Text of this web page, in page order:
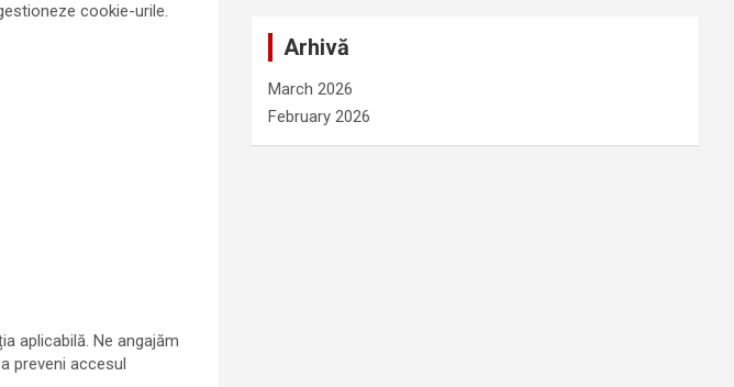
cookie-urile.
aplicabilă. Ne angajăm
preveni accesul
Arhivă
March 2026
February 2026